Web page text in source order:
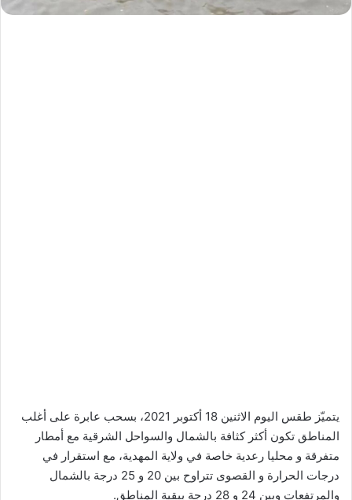
يتميّز طقس اليوم الاثنين 18 أكتوبر 2021، بسحب عابرة على أغلب
المناطق تكون أكثر كثافة بالشمال والسواحل الشرقية مع أمطار
متفرقة و محليا رعدية خاصة في ولاية المهدية، مع استقرار في
درجات الحرارة و القصوى تتراوح بين 20 و 25 درجة بالشمال
والمرتفعات وبين 24 و 28 درجة ببقية المناطق.